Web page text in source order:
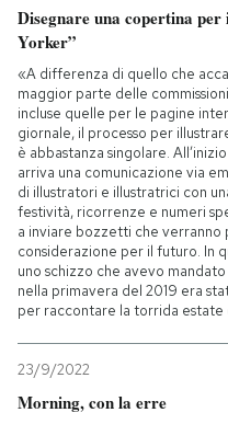
Disegnare una copertina per
Yorker”
«A differenza di quello che
maggior parte delle
incluse quelle per le pagine
giornale, il processo per
è abbastanza singolare.
arriva una comunicazione via
di illustratori e illustratrici con
festività, ricorrenze e numeri
a inviare bozzetti che verranno
considerazione per il futuro. In
uno schizzo che avevo
nella primavera del 2019 era
per raccontare la torrida estate
23/9/2022
Morning, con la erre